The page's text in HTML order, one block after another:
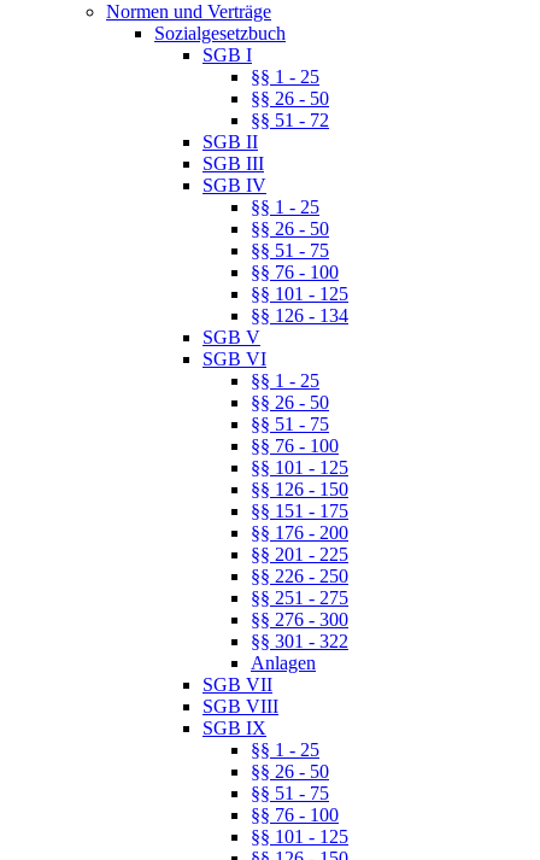
Normen und Verträge
Sozialgesetzbuch
SGB I
§§ 1 - 25
§§ 26 - 50
§§ 51 - 72
SGB II
SGB III
SGB IV
§§ 1 - 25
§§ 26 - 50
§§ 51 - 75
§§ 76 - 100
§§ 101 - 125
§§ 126 - 134
SGB V
SGB VI
§§ 1 - 25
§§ 26 - 50
§§ 51 - 75
§§ 76 - 100
§§ 101 - 125
§§ 126 - 150
§§ 151 - 175
§§ 176 - 200
§§ 201 - 225
§§ 226 - 250
§§ 251 - 275
§§ 276 - 300
§§ 301 - 322
Anlagen
SGB VII
SGB VIII
SGB IX
§§ 1 - 25
§§ 26 - 50
§§ 51 - 75
§§ 76 - 100
§§ 101 - 125